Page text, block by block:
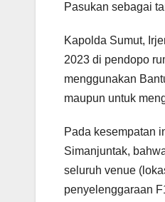
Pasukan sebagai
Kapolda Sumut,
2023 di pendopo
menggunakan
maupun untuk
Pada kesempatan
Simanjuntak,
seluruh venue
penyelenggaraan